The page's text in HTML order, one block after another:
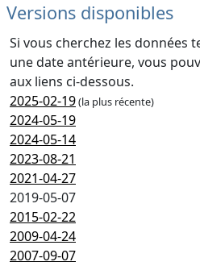
Versions disponibles
Si vous cherchez les données
une date antérieure, vous
aux liens ci-dessous.
2025-02-19(la plus récente)
2024-05-19
2024-05-14
2023-08-21
2021-04-27
2019-05-07
2015-02-22
2009-04-24
2007-09-07